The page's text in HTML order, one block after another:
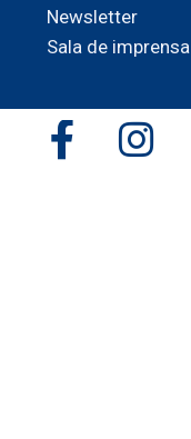
Newsletter
Sala de imprensa